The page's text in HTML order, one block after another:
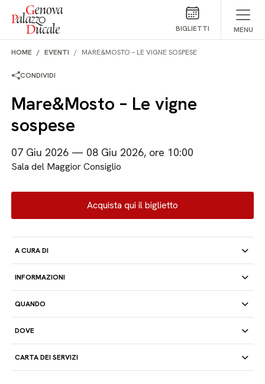
Salta al contenuto
BIGLIETTI MENU
HOME EVENTI MARE&MOSTO – LE VIGNE SOSPESE
CONDIVIDI
Mare&Mosto – Le vigne
sospese
07 Giu 2026 — 08 Giu 2026, ore 10:00
Sala del Maggior Consiglio
Acquista qui il biglietto
A CURA DI
INFORMAZIONI
QUANDO
DOVE
CARTA DEI SERVIZI